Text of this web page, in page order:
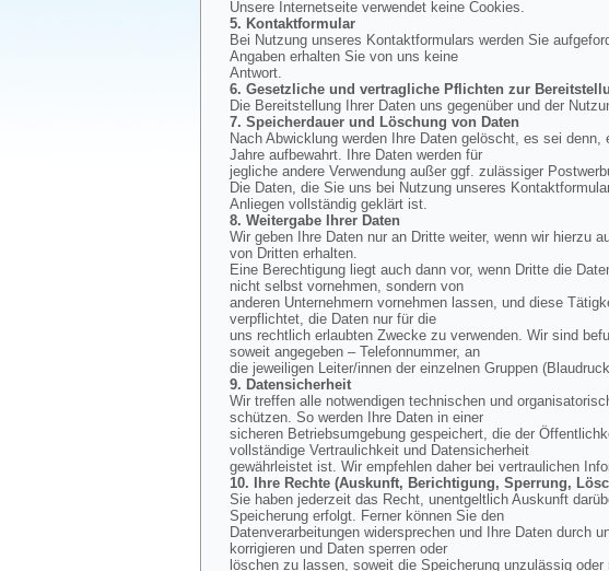
Unsere Internetseite verwendet keine Cookies.
5. Kontaktformular
Bei Nutzung unseres Kontaktformulars werden Sie
Angaben erhalten Sie von uns keine
Antwort.
6. Gesetzliche und vertragliche Pflichten zur
Die Bereitstellung Ihrer Daten uns gegenüber und der
7. Speicherdauer und Löschung von Daten
Nach Abwicklung werden Ihre Daten gelöscht, es sei
Jahre aufbewahrt. Ihre Daten werden für
jegliche andere Verwendung außer ggf. zulässiger
Die Daten, die Sie uns bei Nutzung unseres
Anliegen vollständig geklärt ist.
8. Weitergabe Ihrer Daten
Wir geben Ihre Daten nur an Dritte weiter, wenn wir hierzu
von Dritten erhalten.
Eine Berechtigung liegt auch dann vor, wenn Dritte die
nicht selbst vornehmen, sondern von
anderen Unternehmern vornehmen lassen, und diese
verpflichtet, die Daten nur für die
uns rechtlich erlaubten Zwecke zu verwenden. Wir sind
soweit angegeben – Telefonnummer, an
die jeweiligen Leiter/innen der einzelnen Gruppen
9. Datensicherheit
Wir treffen alle notwendigen technischen und
schützen. So werden Ihre Daten in einer
sicheren Betriebsumgebung gespeichert, die der
vollständige Vertraulichkeit und Datensicherheit
gewährleistet ist. Wir empfehlen daher bei vertraulichen
10. Ihre Rechte (Auskunft, Berichtigung, Sperrung,
Sie haben jederzeit das Recht, unentgeltlich Auskunft
Speicherung erfolgt. Ferner können Sie den
Datenverarbeitungen widersprechen und Ihre Daten durch
korrigieren und Daten sperren oder
löschen zu lassen, soweit die Speicherung unzulässig